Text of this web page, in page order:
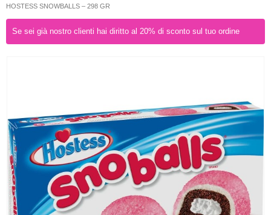
KG) –
CONSEGNA
IN 24/48
ORE AD
HOSTESS SNOWBALLS – 298 GR
Se sei già nostro clienti hai diritto al 20% di sconto sul tuo ordine